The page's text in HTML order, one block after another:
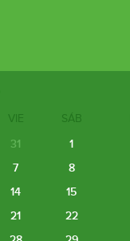
VIE SÁB
31 1
7 8
14 15
21 22